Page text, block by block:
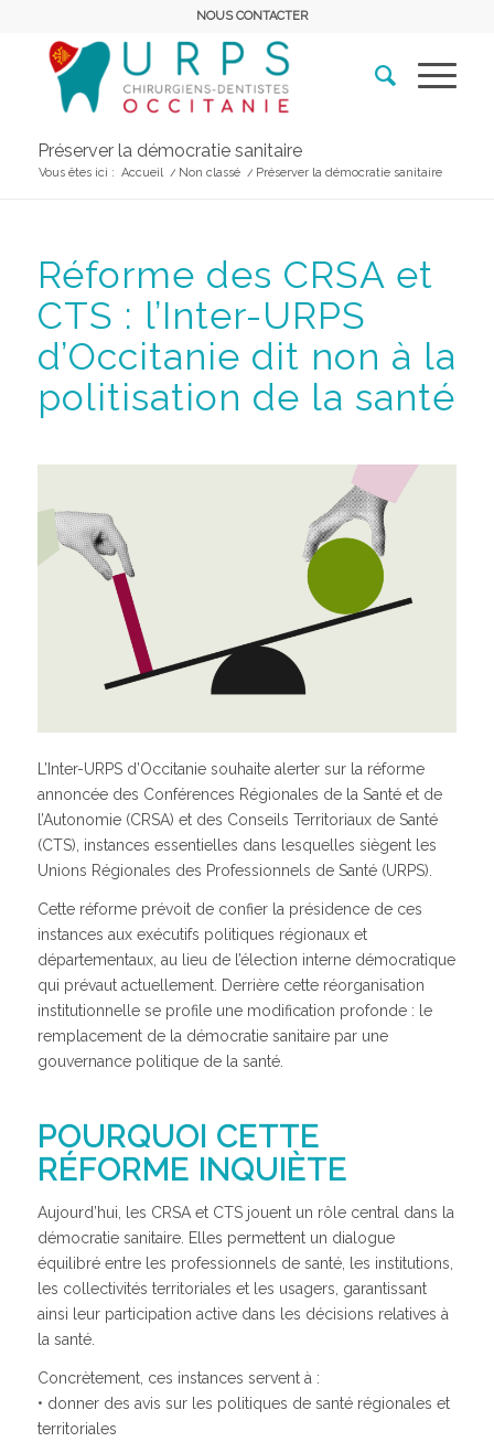
NOUS CONTACTER
Préserver la démocratie sanitaire
Vous êtes ici : Accueil / Non classé / Préserver la démocratie sanitaire
Réforme des CRSA et
CTS : l’Inter-URPS
d’Occitanie dit non à la
politisation de la santé
L’Inter-URPS d’Occitanie souhaite alerter sur la réforme
annoncée des Conférences Régionales de la Santé et de
l’Autonomie (CRSA) et des Conseils Territoriaux de Santé
(CTS), instances essentielles dans lesquelles siègent les
Unions Régionales des Professionnels de Santé (URPS).
Cette réforme prévoit de confier la présidence de ces
instances aux exécutifs politiques régionaux et
départementaux, au lieu de l’élection interne démocratique
qui prévaut actuellement. Derrière cette réorganisation
institutionnelle se profile une modification profonde : le
remplacement de la démocratie sanitaire par une
gouvernance politique de la santé.
POURQUOI CETTE
RÉFORME INQUIÈTE
Aujourd’hui, les CRSA et CTS jouent un rôle central dans la
démocratie sanitaire. Elles permettent un dialogue
équilibré entre les professionnels de santé, les institutions,
les collectivités territoriales et les usagers, garantissant
ainsi leur participation active dans les décisions relatives à
la santé.
Concrètement, ces instances servent à :
• donner des avis sur les politiques de santé régionales et
territoriales